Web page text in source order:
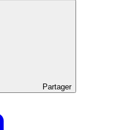
Partager